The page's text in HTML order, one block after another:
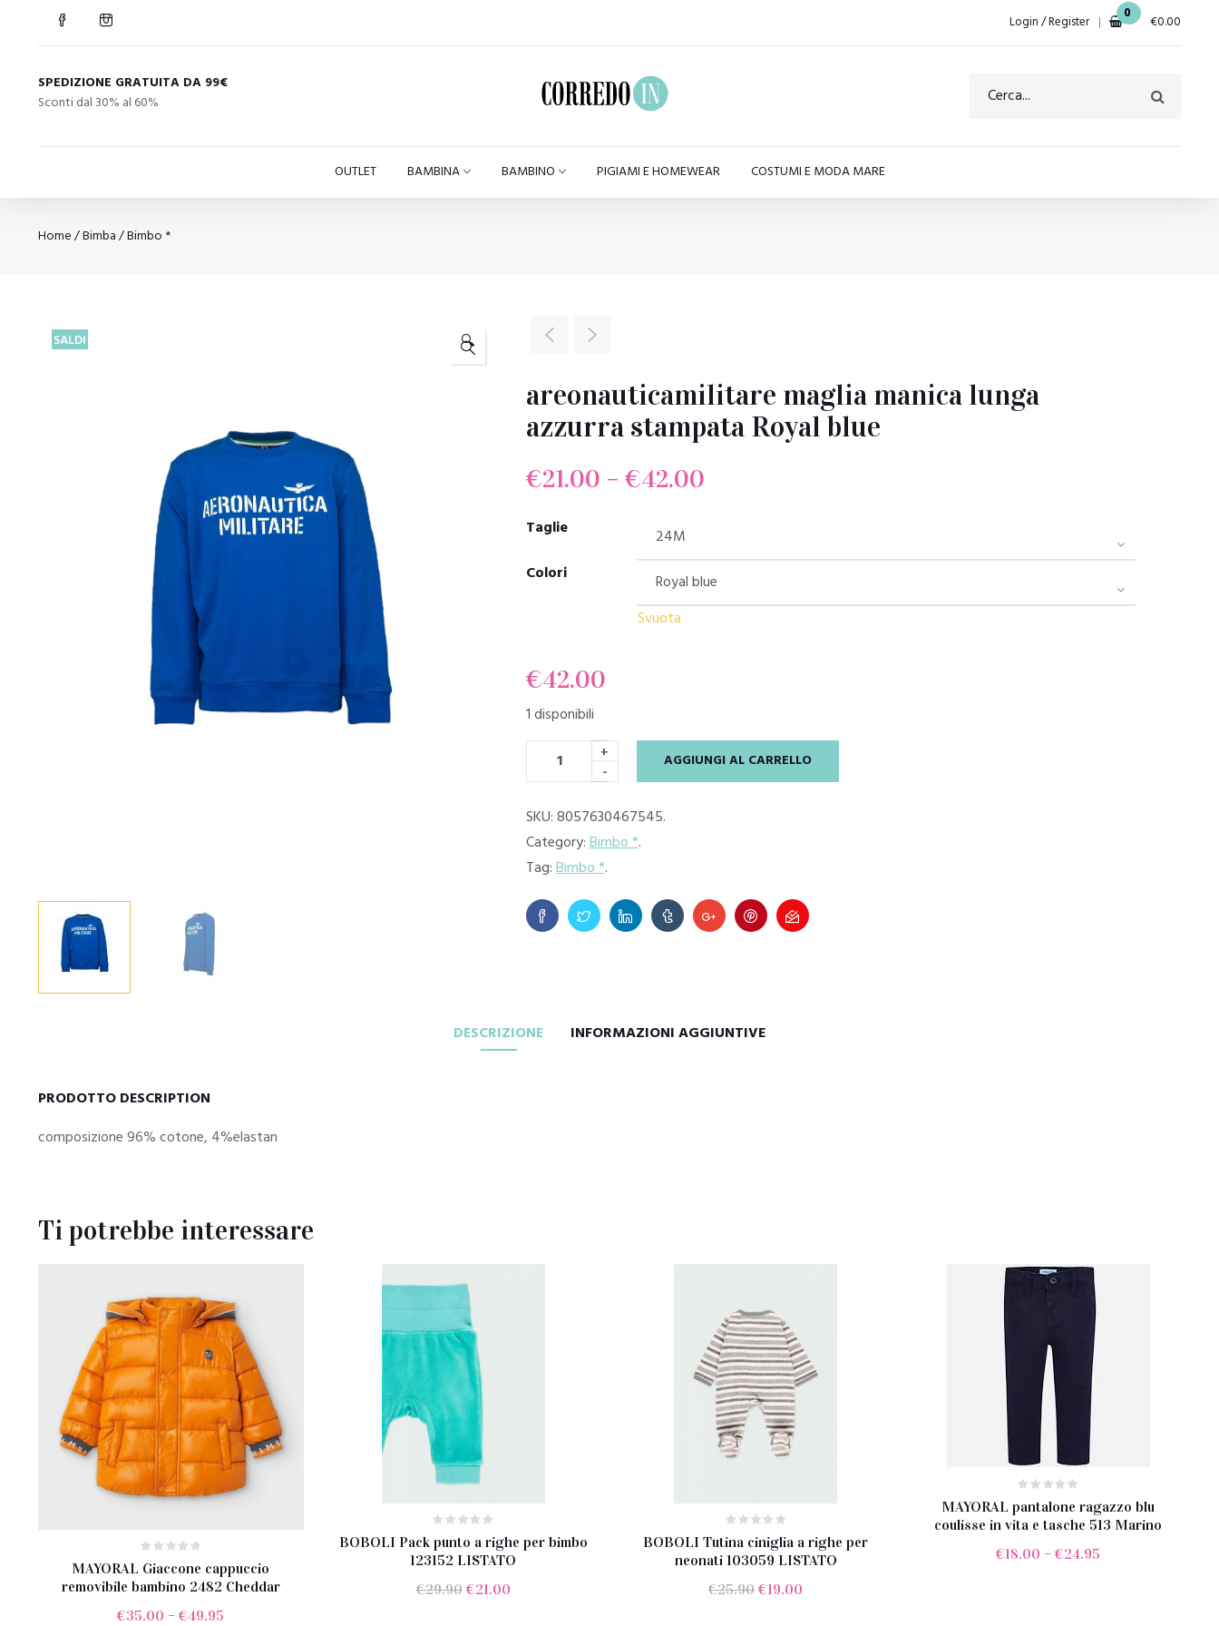
Login / Register 0 €0.00
SPEDIZIONE GRATUITA DA 99€
Sconti dal 30% al 60%
OUTLET BAMBINA BAMBINO PIGIAMI E HOMEWEAR COSTUMI E MODA MARE
Home/Bimba/Bimbo *
SALDI 🔍
areonauticamilitare maglia manica lunga
azzurra stampata Royal blue
€21.00 – €42.00
Taglie
Colori
Svuota
€42.00
1 disponibili
+
-
AGGIUNGI AL CARRELLO
SKU:8057630467545.
Category:Bimbo *.
Tag:Bimbo *.
DESCRIZIONE INFORMAZIONI AGGIUNTIVE
PRODOTTO DESCRIPTION
composizione 96% cotone, 4%elastan
Ti potrebbe interessare
MAYORAL Giaccone cappuccio
removibile bambino 2482 Cheddar
€35.00 –€49.95
BOBOLI Pack punto a righe per bimbo
123152 LISTATO
€29.90 Il
€21.00Il
BOBOLI Tutina ciniglia a righe per
neonati 103059 LISTATO
€25.90 Il
€19.00
MAYORAL pantalone ragazzo blu
coulisse in vita e tasche 513 Marino
€18.00 –€24.95